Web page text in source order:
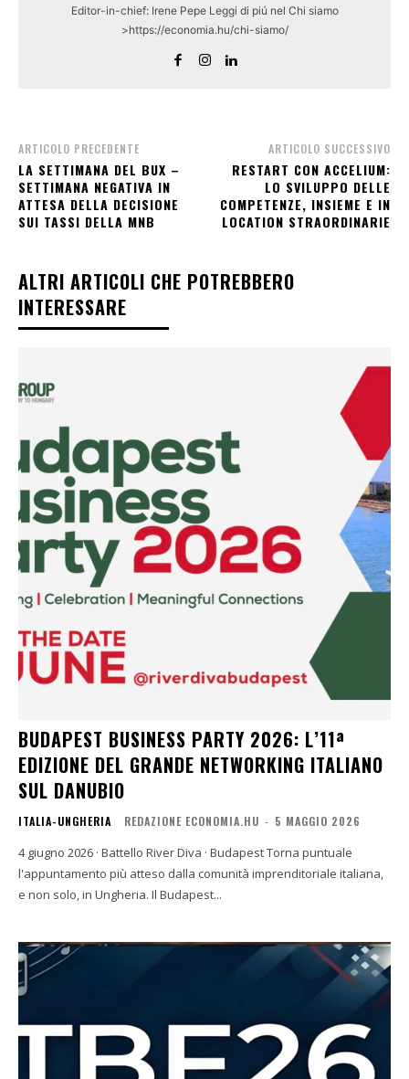
Editor-in-chief: Irene Pepe Leggi di piú nel Chi siamo
>https://economia.hu/chi-siamo/
ARTICOLO PRECEDENTE
LA SETTIMANA DEL BUX –
SETTIMANA NEGATIVA IN
ATTESA DELLA DECISIONE
SUI TASSI DELLA MNB
ARTICOLO SUCCESSIVO
RESTART CON ACCELIUM:
LO SVILUPPO DELLE
COMPETENZE, INSIEME E IN
LOCATION STRAORDINARIE
ALTRI ARTICOLI CHE POTREBBERO
INTERESSARE
BUDAPEST BUSINESS PARTY 2026: L’11ª
EDIZIONE DEL GRANDE NETWORKING ITALIANO
SUL DANUBIO
ITALIA-UNGHERIA REDAZIONE ECONOMIA.HU - 5 MAGGIO 2026
4 giugno 2026 · Battello River Diva · Budapest Torna puntuale
l'appuntamento più atteso dalla comunità imprenditoriale italiana,
e non solo, in Ungheria. Il Budapest...